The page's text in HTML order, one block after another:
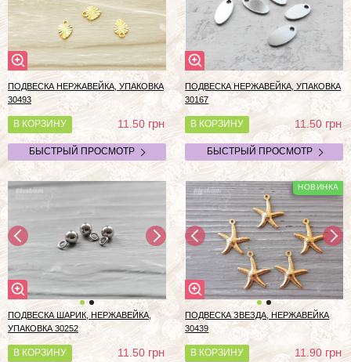
ПОДВЕСКА НЕРЖАВЕЙКА, УПАКОВКА
30493
В КОРЗИНУ 11.50грн
БЫСТРЫЙ ПРОСМОТР
ПОДВЕСКА НЕРЖАВЕЙКА, УПАКОВКА
30167
В КОРЗИНУ 11.50грн
БЫСТРЫЙ ПРОСМОТР
ПОДВЕСКА ШАРИК, НЕРЖАВЕЙКА,
УПАКОВКА 30252
В КОРЗИНУ 11.50грн
ПОДВЕСКА ЗВЕЗДА, НЕРЖАВЕЙКА
30439
В КОРЗИНУ 11.90грн